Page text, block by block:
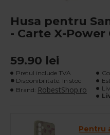
Husa pentru
- Carte X-Power
59.90 lei
Pretul include TVA
Disponibilitate: In stoc
Brand: RobestShop.ro
Pentru